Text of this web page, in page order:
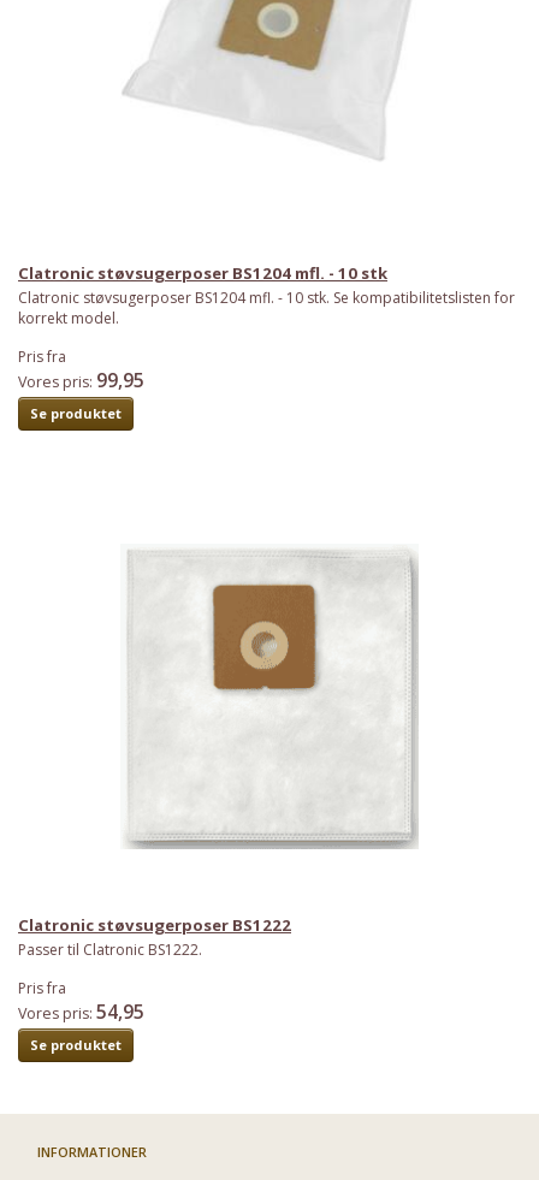
Clatronic støvsugerposer BS1204 mfl. - 10 stk
Clatronic støvsugerposer BS1204 mfl. - 10 stk. Se kompatibilitetslisten for
korrekt model.
Pris fra
Vores pris: 99,95
Se produktet
Clatronic støvsugerposer BS1222
Passer til Clatronic BS1222.
Pris fra
Vores pris: 54,95
Se produktet
INFORMATIONER